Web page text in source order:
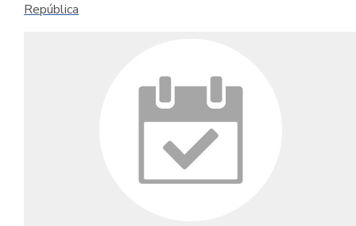
República